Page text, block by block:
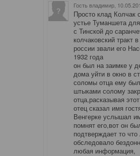
Гость владимир ,
Просто клад Колчак
устье Туманшета
с Тинской до
колчаковский тракт
россии звали его
1932 года
он был на заимке у
дома уйти в окно в
соломы отца ему
штыками солому
отца,расказывая
отец сказал имя
Венгерке услышал
помнят его,вот он
подтверждает то
обследовало
любая информация,